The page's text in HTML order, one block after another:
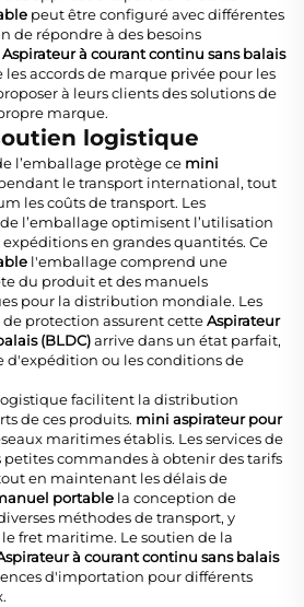
peut être configuré avec différentes
de répondre à des besoins
Aspirateur à courant continu sans balais
les accords de marque privée pour les
à leurs clients des solutions de
marque.
logistique
l’emballage protège ce mini
le transport international, tout
les coûts de transport. Les
l’emballage optimisent l’utilisation
en grandes quantités. Ce
l'emballage comprend une
du produit et des manuels
pour la distribution mondiale. Les
protection assurent cetteAspirateur
(BLDC)arrive dans un état parfait,
d'expédition ou les conditions de
facilitent la distribution
de ces produits. mini aspirateur pour
maritimes établis. Les services de
commandes à obtenir des tarifs
en maintenant les délais de
portable la conception de
méthodes de transport, y
fret maritime. Le soutien de la
à courant continu sans balais
d'importation pour différents